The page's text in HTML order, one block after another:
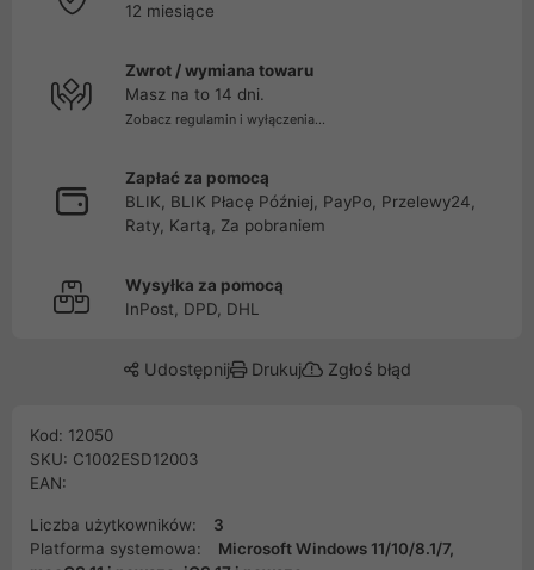
12 miesiące
Zwrot / wymiana towaru
Masz na to 14 dni.
Zobacz regulamin i wyłączenia...
Zapłać za pomocą
BLIK, BLIK Płacę Później, PayPo, Przelewy24,
Raty, Kartą, Za pobraniem
Wysyłka za pomocą
InPost, DPD, DHL
Udostępnij Drukuj Zgłoś błąd
Kod: 12050
SKU: C1002ESD12003
EAN:
Liczba użytkowników:
3
Platforma systemowa:
Microsoft Windows 11/10/8.1/7,